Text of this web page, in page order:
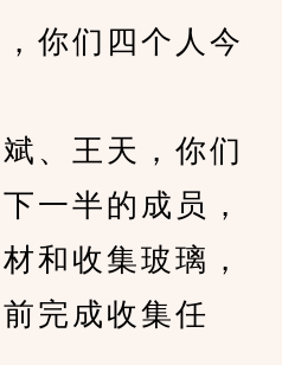
们四个人今
王天，你们
一半的成员，
和收集玻璃，
完成收集任